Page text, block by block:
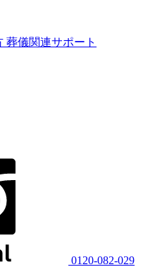
葬儀関連サポート
0120-082-029